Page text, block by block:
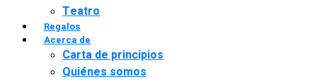
Teatro
Regalos
Acerca de
Carta de principios
Quiénes somos